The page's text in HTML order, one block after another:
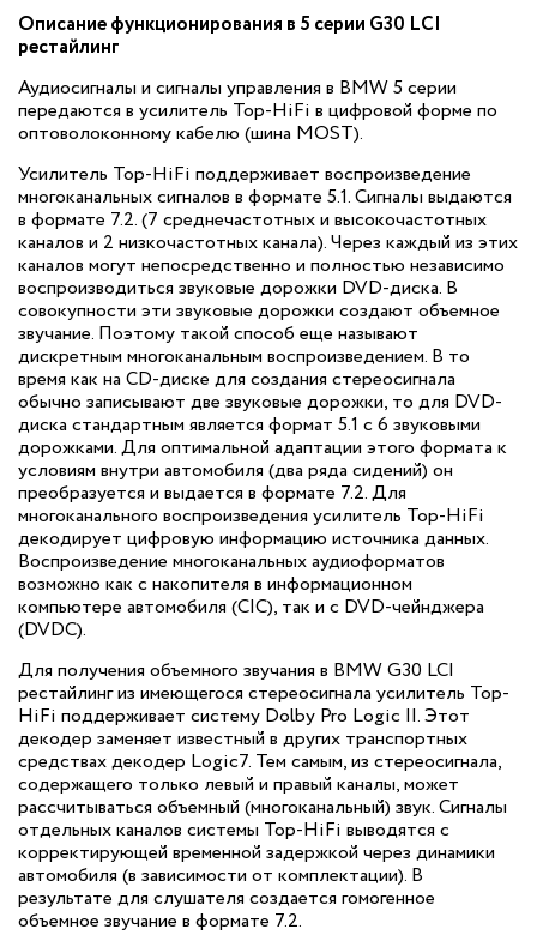
Описание функционирования в 5 серии G30 LCI
рестайлинг
Аудиосигналы и сигналы управления в BMW 5 серии
передаются в усилитель Top-HiFi в цифровой форме по
оптоволоконному кабелю (шина MOST).
Усилитель Top-HiFi поддерживает воспроизведение
многоканальных сигналов в формате 5.1. Сигналы выдаются
в формате 7.2. (7 среднечастотных и высокочастотных
каналов и 2 низкочастотных канала). Через каждый из этих
каналов могут непосредственно и полностью независимо
воспроизводиться звуковые дорожки DVD-диска. В
совокупности эти звуковые дорожки создают объемное
звучание. Поэтому такой способ еще называют
дискретным многоканальным воспроизведением. В то
время как на CD-диске для создания стереосигнала
обычно записывают две звуковые дорожки, то для DVD-
диска стандартным является формат 5.1 с 6 звуковыми
дорожками. Для оптимальной адаптации этого формата к
условиям внутри автомобиля (два ряда сидений) он
преобразуется и выдается в формате 7.2. Для
многоканального воспроизведения усилитель Top-HiFi
декодирует цифровую информацию источника данных.
Воспроизведение многоканальных аудиоформатов
возможно как с накопителя в информационном
компьютере автомобиля (CIC), так и с DVD-чейнджера
(DVDC).
Для получения объемного звучания в BMW G30 LCI
рестайлинг из имеющегося стереосигнала усилитель Top-
HiFi поддерживает систему Dolby Pro Logic II. Этот
декодер заменяет известный в других транспортных
средствах декодер Logic7. Тем самым, из стереосигнала,
содержащего только левый и правый каналы, может
рассчитываться объемный (многоканальный) звук. Сигналы
отдельных каналов системы Top-HiFi выводятся с
корректирующей временной задержкой через динамики
автомобиля (в зависимости от комплектации). В
результате для слушателя создается гомогенное
объемное звучание в формате 7.2.